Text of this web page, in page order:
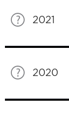
2021
2020